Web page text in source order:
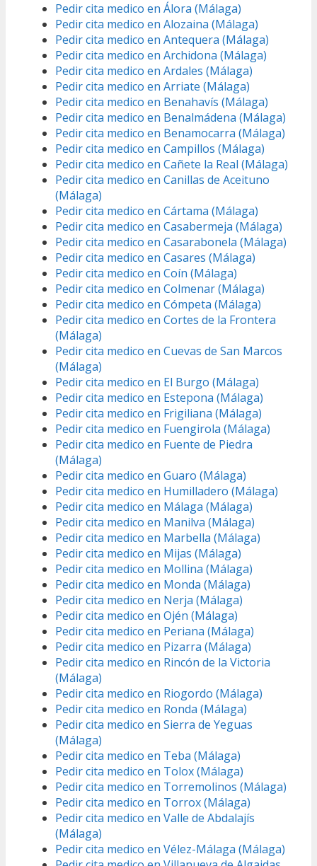
Pedir cita medico en Álora (Málaga)
Pedir cita medico en Alozaina (Málaga)
Pedir cita medico en Antequera (Málaga)
Pedir cita medico en Archidona (Málaga)
Pedir cita medico en Ardales (Málaga)
Pedir cita medico en Arriate (Málaga)
Pedir cita medico en Benahavís (Málaga)
Pedir cita medico en Benalmádena (Málaga)
Pedir cita medico en Benamocarra (Málaga)
Pedir cita medico en Campillos (Málaga)
Pedir cita medico en Cañete la Real (Málaga)
Pedir cita medico en Canillas de Aceituno
(Málaga)
Pedir cita medico en Cártama (Málaga)
Pedir cita medico en Casabermeja (Málaga)
Pedir cita medico en Casarabonela (Málaga)
Pedir cita medico en Casares (Málaga)
Pedir cita medico en Coín (Málaga)
Pedir cita medico en Colmenar (Málaga)
Pedir cita medico en Cómpeta (Málaga)
Pedir cita medico en Cortes de la Frontera
(Málaga)
Pedir cita medico en Cuevas de San Marcos
(Málaga)
Pedir cita medico en El Burgo (Málaga)
Pedir cita medico en Estepona (Málaga)
Pedir cita medico en Frigiliana (Málaga)
Pedir cita medico en Fuengirola (Málaga)
Pedir cita medico en Fuente de Piedra
(Málaga)
Pedir cita medico en Guaro (Málaga)
Pedir cita medico en Humilladero (Málaga)
Pedir cita medico en Málaga (Málaga)
Pedir cita medico en Manilva (Málaga)
Pedir cita medico en Marbella (Málaga)
Pedir cita medico en Mijas (Málaga)
Pedir cita medico en Mollina (Málaga)
Pedir cita medico en Monda (Málaga)
Pedir cita medico en Nerja (Málaga)
Pedir cita medico en Ojén (Málaga)
Pedir cita medico en Periana (Málaga)
Pedir cita medico en Pizarra (Málaga)
Pedir cita medico en Rincón de la Victoria
(Málaga)
Pedir cita medico en Riogordo (Málaga)
Pedir cita medico en Ronda (Málaga)
Pedir cita medico en Sierra de Yeguas
(Málaga)
Pedir cita medico en Teba (Málaga)
Pedir cita medico en Tolox (Málaga)
Pedir cita medico en Torremolinos (Málaga)
Pedir cita medico en Torrox (Málaga)
Pedir cita medico en Valle de Abdalajís
(Málaga)
Pedir cita medico en Vélez-Málaga (Málaga)